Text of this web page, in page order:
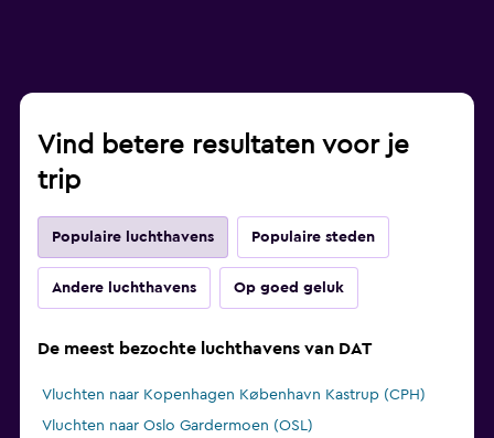
Vind betere resultaten voor je
trip
Populaire luchthavens Populaire steden
Andere luchthavens Op goed geluk
De meest bezochte luchthavens van DAT
Vluchten naar Kopenhagen København Kastrup (CPH)
Vluchten naar Oslo Gardermoen (OSL)